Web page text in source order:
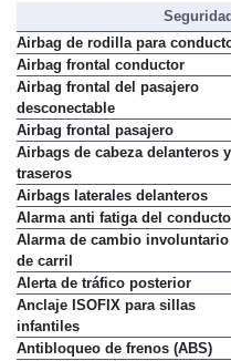
Airbag de rodilla para
Airbag frontal conductor
Airbag frontal del pasajero
desconectable
Airbag frontal pasajero
Airbags de cabeza delanteros y
traseros
Airbags laterales delanteros
Alarma anti fatiga del
Alarma de cambio involuntario
de carril
Alerta de tráfico posterior
Anclaje ISOFIX para sillas
infantiles
Antibloqueo de frenos (ABS)